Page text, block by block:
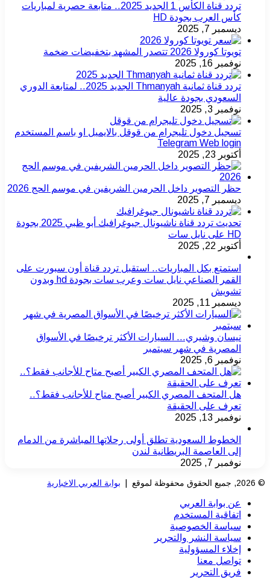
تردد قناة الكأس 1 الجديد 2025.. متابعة حصرية لمباريات
كأس العرب بجودة HD
ديسمبر 7, 2025
تويوتا كورولا 2026 تتصدر المشهد بتخفيضات ضخمة
نوفمبر 16, 2025
تردد قناة ثمانية Thmanyah الجديد 2025.. لمتابعة الدوري
السعودي بجودة عالية
نوفمبر 3, 2025
تسجيل دخول تليجرام من قوقل بالايميل او باسم المستخدم
Telegram Web login
أكتوبر 23, 2025
حظر التصوير داخل الحرمين الشريفين في موسم الحج 2026
ديسمبر 7, 2025
تحديث تردد قناة ناشيونال جيوغرافيك أبو ظبي 2025 بجودة
HD على نايل سات
أكتوبر 22, 2025
استمتع بكل المباريات.. استقبل تردد قناة أون سبورت على
القمر الصناعي نايل سات وعرب سات بجودة hd وبدون
تشويش
ديسمبر 11, 2025
نيسان وشيري… السيارات الأكثر ترخيصًا في الأسواق
المصرية في شهر سبتمبر
نوفمبر 6, 2025
هل المتحف المصري الكبير أصبح متاح للأجانب فقط؟..
تعرف على الحقيقة
نوفمبر 13, 2025
الخطوط السعودية تطلق أولى رحلاتها المباشرة من الدمام
إلى العاصمة البريطانية لندن
نوفمبر 7, 2025
© 2026, جميع الحقوق محفوظة لموقع | بوابة العربي الاخبارية
عن بوابة العربي
اتفاقية المستخدم
سياسة الخصوصية
سياسة النشر والتحرير
إخلاء المسؤولية
تواصل معنا
فريق التحرير